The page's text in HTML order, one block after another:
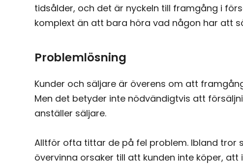
tidsålder, och det är nyckeln till framgång i
komplext än att bara höra vad någon har att
Problemlösning
Kunder och säljare är överens om att
Men det betyder inte nödvändigtvis att
anställer säljare.
Alltför ofta tittar de på fel problem. Ibland tror
övervinna orsaker till att kunden inte köper,